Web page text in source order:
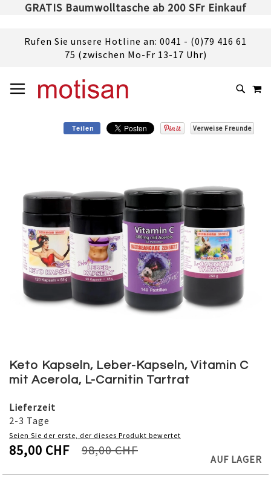
GRATIS Baumwolltasche ab 200 SFr Einkauf
Rufen Sie unsere Hotline an: 0041 - (0)79 416 61
75 (zwischen Mo-Fr 13-17 Uhr)
ZUM
INHALT
SUCHE
Teilen Verweise Freunde
the
images
gallery
to
the
of
the
images
gallery
Keto Kapseln, Leber-Kapseln, Vitamin C
mit Acerola, L-Carnitin Tartrat
Lieferzeit
2-3 Tage
Seien Sie der erste, der dieses Produkt bewertet
85,00 CHF 98,00 CHF
AUF LAGER